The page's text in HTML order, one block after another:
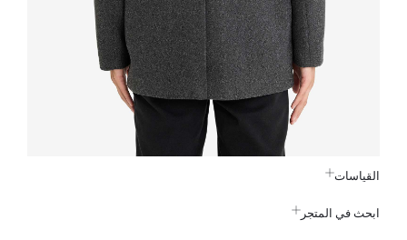
القياسات
ابحث في المتجر